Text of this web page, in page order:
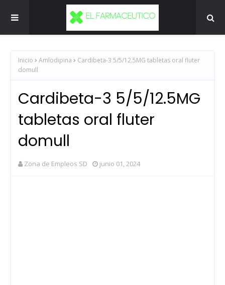
Inicio Amlodipina
Cardibeta-3 5/5/12.5MG tabletas oral fluter
domull
Cardibeta-3 5/5/12.5MG
tabletas oral fluter
domull
Zona de Empleos SD junio 01, 2024